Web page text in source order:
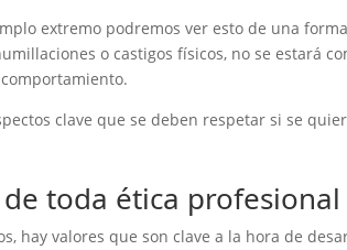
extremo podremos ver esto de una
o castigos físicos, no se estará
clave que se deben respetar si se
de toda ética profesional
hay valores que son clave a la hora de